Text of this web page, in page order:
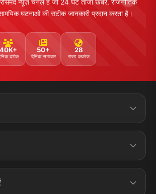
न्यूज़ चैनल है जो 24 घंटे ताजा खबरें, राजनीतिक
घटनाओं की सटीक जानकारी प्रदान करता है।
40K+
दर्शक
50+
दैनिक समाचार
28
राज्य कवरेज
Terms &